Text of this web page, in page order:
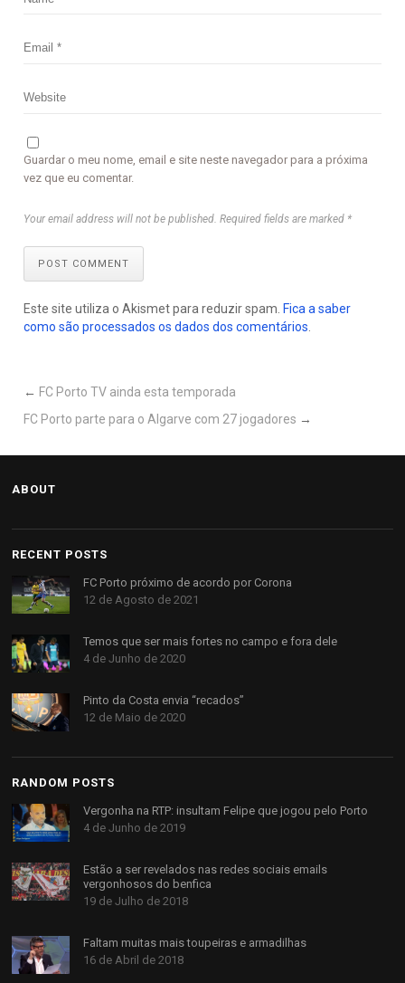
Guardar o meu nome, email e site neste navegador para a próxima
vez que eu comentar.
Your email address will not be published. Required fields are marked *
POST COMMENT
Este site utiliza o Akismet para reduzir spam. Fica a saber
como são processados os dados dos comentários
← FC Porto TV ainda esta temporada
FC Porto parte para o Algarve com 27 jogadores →
ABOUT
RECENT POSTS
FC Porto próximo de acordo por Corona
12 de Agosto de 2021
Temos que ser mais fortes no campo e fora dele
4 de Junho de 2020
Pinto da Costa envia “recados”
12 de Maio de 2020
RANDOM POSTS
Vergonha na RTP: insultam Felipe que jogou pelo Porto
4 de Junho de 2019
Estão a ser revelados nas redes sociais emails
vergonhosos do benfica
19 de Julho de 2018
Faltam muitas mais toupeiras e armadilhas
16 de Abril de 2018